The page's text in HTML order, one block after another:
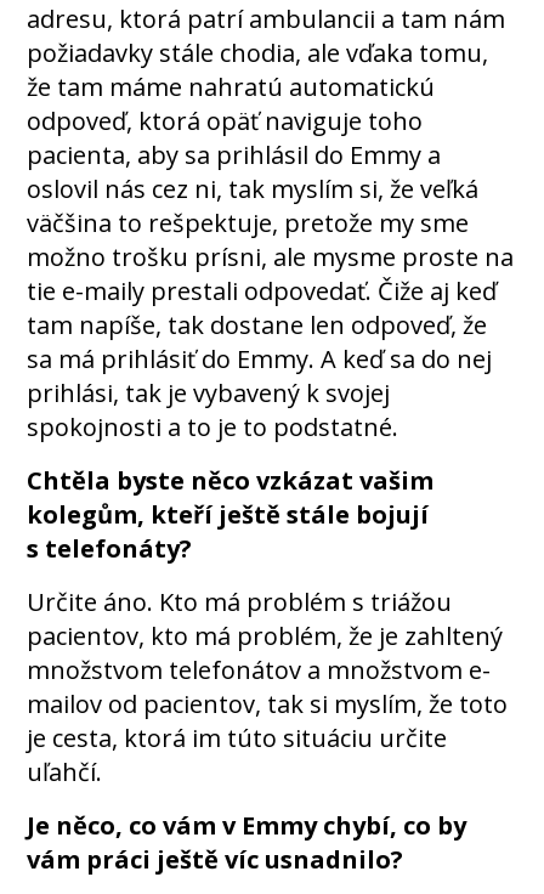
adresu, ktorá patrí ambulancii a tam nám
požiadavky stále chodia, ale vďaka tomu,
že tam máme nahratú automatickú
odpoveď, ktorá opäť naviguje toho
pacienta, aby sa prihlásil do Emmy a
oslovil nás cez ni, tak myslím si, že veľká
väčšina to rešpektuje, pretože my sme
možno trošku prísni, ale mysme proste na
tie e-maily prestali odpovedať. Čiže aj keď
tam napíše, tak dostane len odpoveď, že
sa má prihlásiť do Emmy. A keď sa do nej
prihlási, tak je vybavený k svojej
spokojnosti a to je to podstatné.
Chtěla byste něco vzkázat vašim
kolegům, kteří ještě stále bojují
s telefonáty?
Určite áno. Kto má problém s triážou
pacientov, kto má problém, že je zahltený
množstvom telefonátov a množstvom e-
mailov od pacientov, tak si myslím, že toto
je cesta, ktorá im túto situáciu určite
uľahčí.
Je něco, co vám v Emmy chybí, co by
vám práci ještě víc usnadnilo?